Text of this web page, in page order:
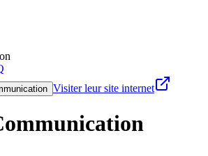
Visiter leur site internet